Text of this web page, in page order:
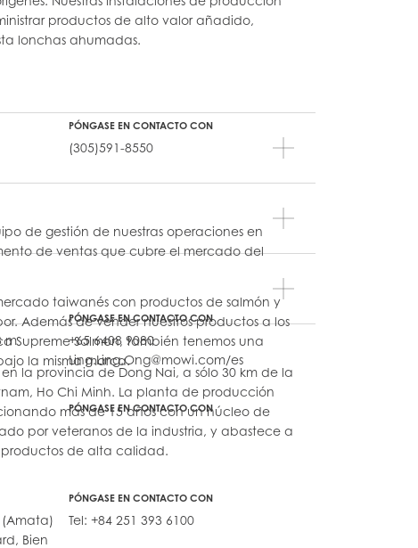
productos de alto valor añadido,
lonchas ahumadas.
PÓNGASE EN CONTACTO CON
(305)591-8550
de gestión de nuestras operaciones en
de ventas que cubre el mercado del
m
PÓNGASE EN CONTACTO CON
+65 6408 9080
Ling.Ling.Ong@mowi.com/es
taiwanés con productos de salmón y
Además de vender nuestros productos a los
Supreme Salmon, también tenemos una
la misma marca.
PÓNGASE EN CONTACTO CON
la provincia de Dong Nai, a sólo 30 km de la
Ho Chi Minh. La planta de producción
más de 15 años con un núcleo de
por veteranos de la industria, y abastece a
de alta calidad.
(Amata)
Bien
PÓNGASE EN CONTACTO CON
Tel: +84 251 393 6100